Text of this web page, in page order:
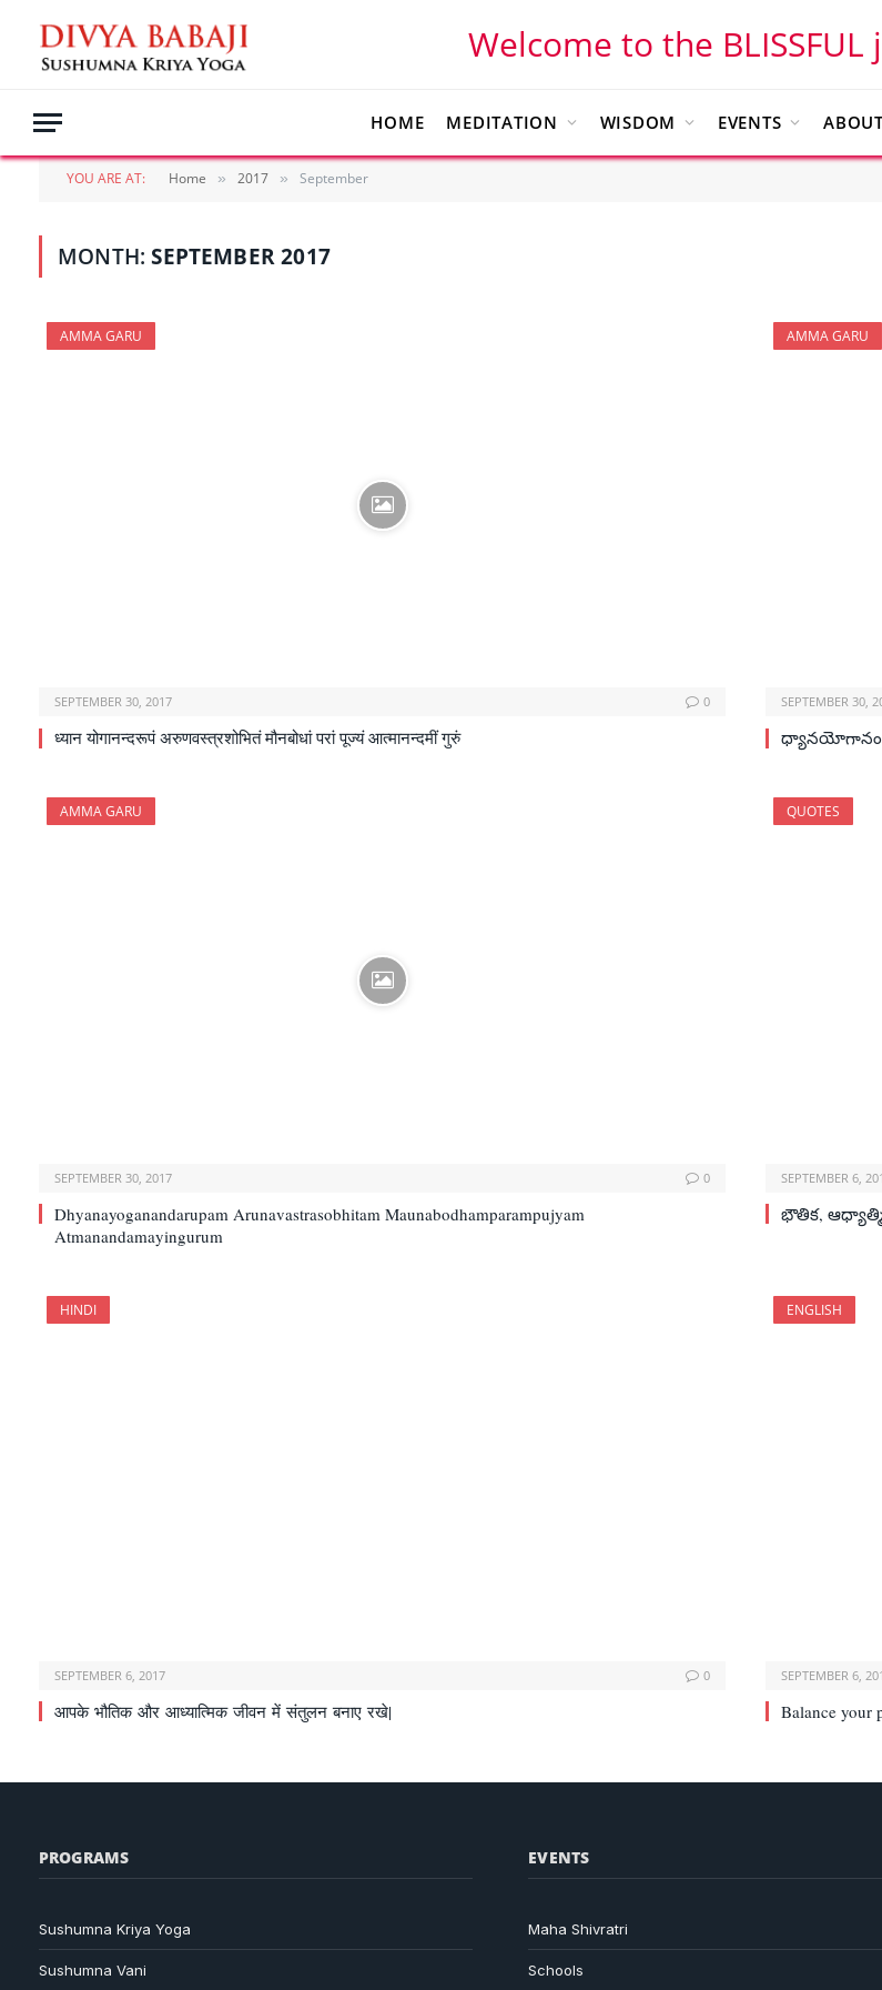
Welcome to the BLISSFUL
HOME
MEDITATION WISDOM EVENTS
YOU ARE AT: Home » 2017 » September
MONTH:SEPTEMBER 2017
AMMA GARU
SEPTEMBER 30, 2017 0
ध्यान योगानन्दरूपं अरुणवस्त्रशोभितं मौनबोधां परां पूज्यं आत्मानन्दमीं गुरुं
AMMA GARU
SEPTEMBER 30,
AMMA GARU
SEPTEMBER 30, 2017 0
Dhyanayoganandarupam Arunavastrasobhitam Maunabodhamparampujyam
Atmanandamayingurum
QUOTES
SEPTEMBER 6,
భౌతిక,
HINDI
SEPTEMBER 6, 2017 0
आपके भौतिक और आध्यात्मिक जीवन में संतुलन बनाए रखे|
ENGLISH
SEPTEMBER 6,
Balance your
PROGRAMS
Sushumna Kriya Yoga
Sushumna Vani
EVENTS
Maha Shivratri
Schools